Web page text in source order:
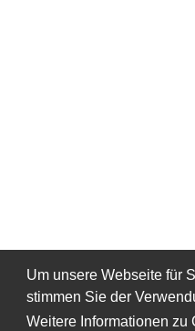
Um unsere Webseite für
stimmen Sie der
Weitere Informationen zu